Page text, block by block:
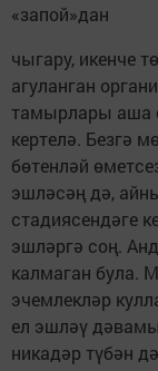
«запой»дан
чыгару, икенче
агуланган
тамырлары аша
кертелә. Безгә
бөтенләй
эшләсәң дә,
стадиясендәге
эшләргә соң.
калмаган була.
эчемлекләр
ел эшләү
никадәр түбән